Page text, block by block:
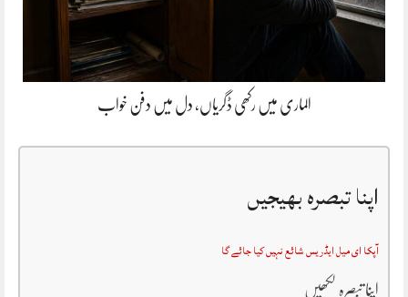
الماری میں رکھی ڈگریاں، دل میں دفن خواب
اپنا تبصرہ بھیجیں
آپکا ای میل ایڈریس شائع نہیں کیا جائے گا
اپنا تبصرہ لکھیں